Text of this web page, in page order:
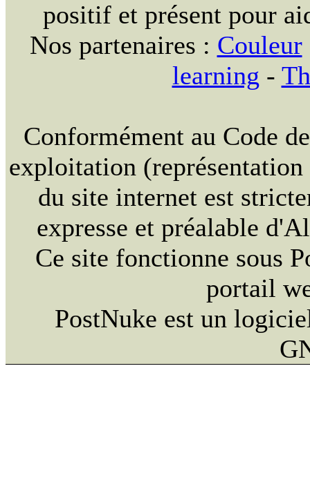
positif et présent pour
Nos partenaires : Couleur
learning -
Conformément au Code
exploitation
du site internet est
expresse et préalable
Ce site fonctionne sous
portail
PostNuke est un